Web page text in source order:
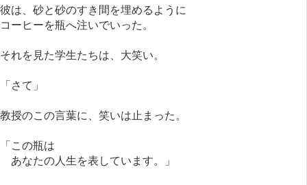
彼は、砂と砂のすき間を埋めるように
コーヒーを瓶へ注いでいった。
それを見た学生たちは、大笑い。
「さて」
教授のこの言葉に、笑いは止まった。
「この瓶は
あなたの人生を表しています。」